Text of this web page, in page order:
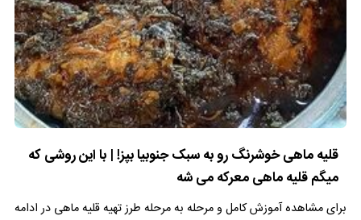
قلیه ماهی خوشرنگ رو به سبک جنوبیا بپز! | با این روشی که
میگم قلیه ماهی معرکه می شه
برای مشاهده آموزش کامل و مرحله به مرحله طرز تهیه قلیه ماهی در ادامه